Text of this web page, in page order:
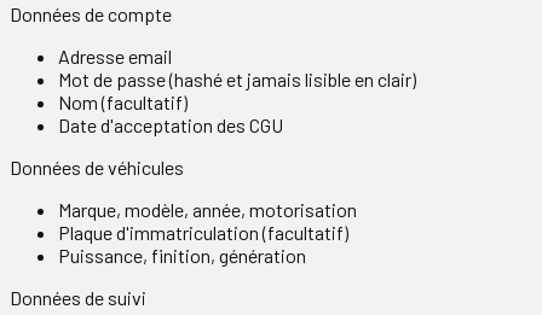
Données de compte
Adresse email
Mot de passe (hashé et jamais lisible en clair)
Nom (facultatif)
Date d'acceptation des CGU
Données de véhicules
Marque, modèle, année, motorisation
Plaque d'immatriculation (facultatif)
Puissance, finition, génération
Données de suivi